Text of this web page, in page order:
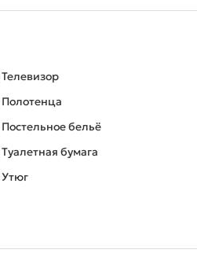
Телевизор
Полотенца
Постельное бельё
Туалетная бумага
Утюг